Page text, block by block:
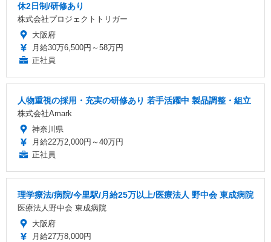
休2日制/研修あり
株式会社プロジェクトトリガー
大阪府
月給30万6,500円～58万円
正社員
人物重視の採用・充実の研修あり 若手活躍中 製品調整・組立
株式会社Amark
神奈川県
月給22万2,000円～40万円
正社員
理学療法/病院/今里駅/月給25万以上/医療法人 野中会 東成病院
医療法人野中会 東成病院
大阪府
月給27万8,000円